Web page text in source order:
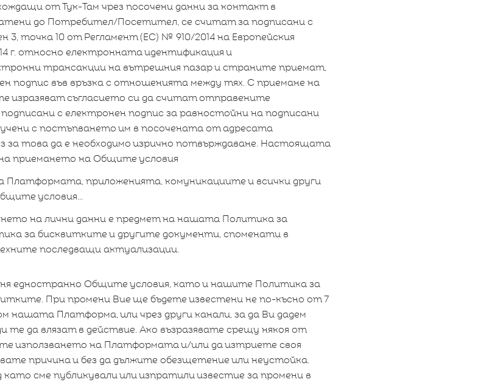
от Тук-Там чрез посочени данни за контакт в
до Потребител/Посетител, се считат за подписани с
3, точка 10 от Регламент (ЕС) № 910/2014 на Европейския
г. относно електронната идентификация и
трансакции на вътрешния пазар и страните приемат,
подпис във връзка с отношенията между тях. С приемане на
изразяват съгласието си да считат отправените
с електронен подпис за равностойни на подписани
с постъпването им в посочената от адресата
за това да е необходимо изрично потвърждаване. Настоящата
приемането на Общите условия
приложенията, комуникациите и всички други
условия...
на лични данни е предмет на нашата Политика за
за бисквитките и другите документи, споменати в
последващи актуализации.
едностранно Общите условия, като и нашите Политика за
При промени Вие ще бъдете известени не по-късно от 7
нашата Платформа, или чрез други канали, за да Ви дадем
те да влязат в действие. Ако възразявате срещу някоя от
използването на Платформата и/или да изтриете своя
причина и без да дължите обезщетение или неустойка.
сме публикували или изпратили известие за промени в